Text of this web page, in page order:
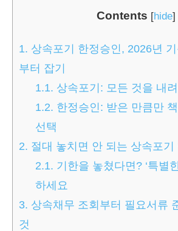
Contents [hide]
1. 상속포기 한정승인, 2026년
부터 잡기
1.1. 상속포기: 모든 것을 내
1.2. 한정승인: 받은 만큼만
선택
2. 절대 놓치면 안 되는 상속포
2.1. 기한을 놓쳤다면? ‘특별
하세요
3. 상속채무 조회부터 필요서류
것